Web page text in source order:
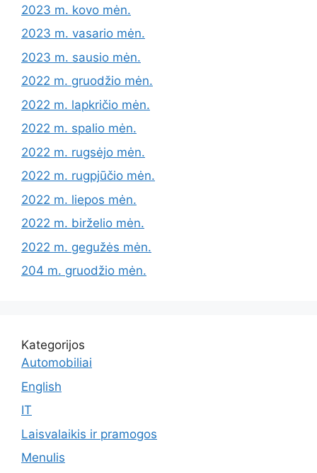
2023 m. kovo mėn.
2023 m. vasario mėn.
2023 m. sausio mėn.
2022 m. gruodžio mėn.
2022 m. lapkričio mėn.
2022 m. spalio mėn.
2022 m. rugsėjo mėn.
2022 m. rugpjūčio mėn.
2022 m. liepos mėn.
2022 m. birželio mėn.
2022 m. gegužės mėn.
204 m. gruodžio mėn.
Kategorijos
Automobiliai
English
IT
Laisvalaikis ir pramogos
Menulis